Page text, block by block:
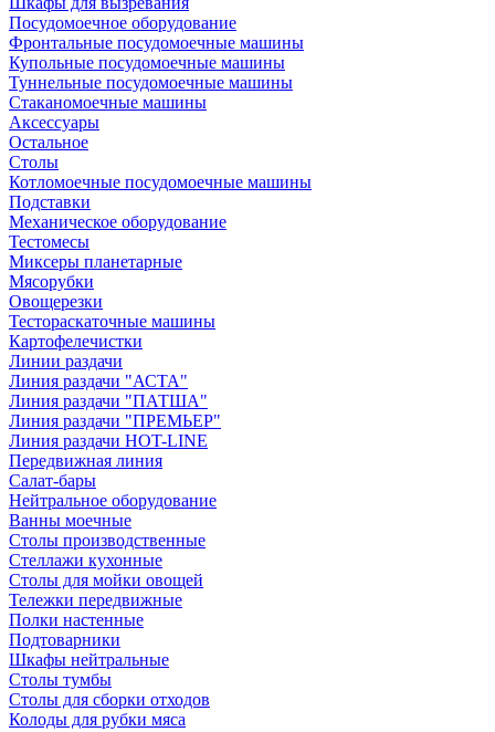
Посудомоечное оборудование
Фронтальные посудомоечные машины
Купольные посудомоечные машины
Туннельные посудомоечные машины
Стаканомоечные машины
Аксессуары
Остальное
Столы
Котломоечные посудомоечные машины
Подставки
Механическое оборудование
Тестомесы
Миксеры планетарные
Мясорубки
Овощерезки
Тестораскаточные машины
Картофелечистки
Линии раздачи
Линия раздачи "АСТА"
Линия раздачи "ПАТША"
Линия раздачи "ПРЕМЬЕР"
Линия раздачи HOT-LINE
Передвижная линия
Салат-бары
Нейтральное оборудование
Ванны моечные
Столы производственные
Стеллажи кухонные
Столы для мойки овощей
Тележки передвижные
Полки настенные
Подтоварники
Шкафы нейтральные
Столы тумбы
Столы для сборки отходов
Колоды для рубки мяса